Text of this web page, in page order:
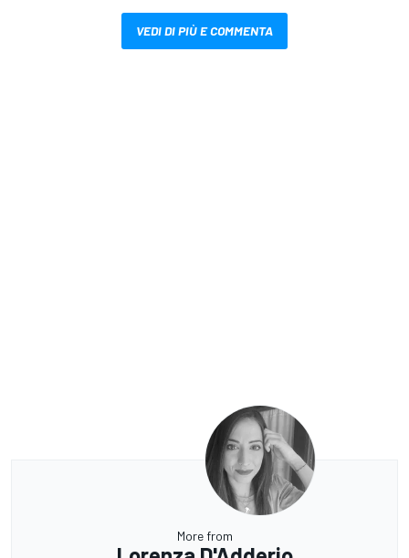
VEDI DI PIÙ E COMMENTA
More from